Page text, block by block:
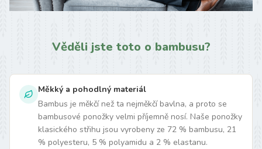
Věděli jste toto o bambusu?
Měkký a pohodlný materiál
Bambus je měkčí než ta nejměkčí bavlna, a proto se
bambusové ponožky velmi příjemně nosí. Naše ponožky
klasického střihu jsou vyrobeny ze 72 % bambusu, 21
% polyesteru, 5 % polyamidu a 2 % elastanu.